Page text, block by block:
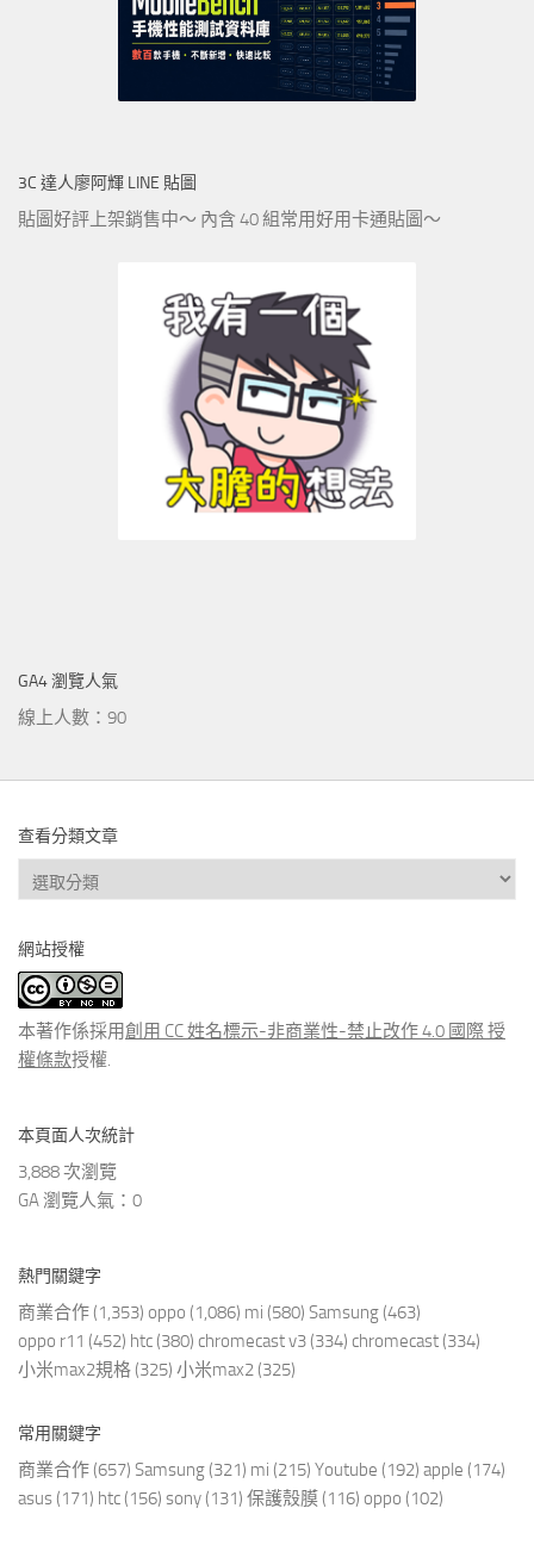
3C 達人廖阿輝 LINE 貼圖
貼圖好評上架銷售中～ 內含 40 組常用好用卡通貼圖～
GA4 瀏覽人氣
線上人數：90
查看分類文章
查
看
類
文
章
網站授權
本著作係採用創用 CC 姓名標示-非商業性-禁止改作 4.0 國際 授
權條款授權.
本頁面人次統計
3,888 次瀏覽
GA 瀏覽人氣：0
熱門關鍵字
商業合作 (1,353) oppo (1,086) mi (580) Samsung (463)
oppo r11 (452) htc (380) chromecast v3 (334) chromecast (334)
小米max2規格 (325) 小米max2 (325)
常用關鍵字
商業合作 (657) Samsung (321) mi (215) Youtube (192) apple (174)
asus (171) htc (156) sony (131) 保護殼膜 (116) oppo (102)